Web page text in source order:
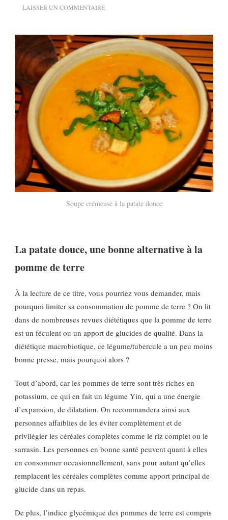
LAISSER UN COMMENTAIRESUR
LA
PATATE
DOUCE
Soupe crémeuse à la patate douce
La patate douce, une bonne alternative à la
pomme de terre
À la lecture de ce titre, vous pourriez vous demander, mais
pourquoi limiter sa consommation de pomme de terre ? On lit
dans de nombreuses revues diététiques que la pomme de terre
est un féculent ou un apport de glucides de qualité. Dans la
diététique macrobiotique, ce légume/tubercule a un peu moins
bonne presse, mais pourquoi alors ?
Tout d’abord, car les pommes de terre sont très riches en
potassium, ce qui en fait un légume Yin, qui a une énergie
d’expansion, de dilatation. On recommandera ainsi aux
personnes affaiblies de les éviter complètement et de
privilégier les céréales complètes comme le riz complet ou le
sarrasin. Les personnes en bonne santé peuvent quant à elles
en consommer occasionnellement, sans pour autant qu’elles
remplacent les céréales complètes comme apport principal de
glucide dans un repas.
De plus, l’indice glycémique des pommes de terre est compris